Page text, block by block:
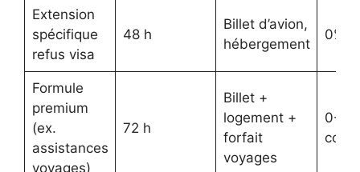
Extension
spécifique
refus visa
48 h
Billet d’avion,
hébergement
0%
Formule
premium
(ex.
assistances
voyages)
72 h
Billet +
logement +
forfait
voyages
0-